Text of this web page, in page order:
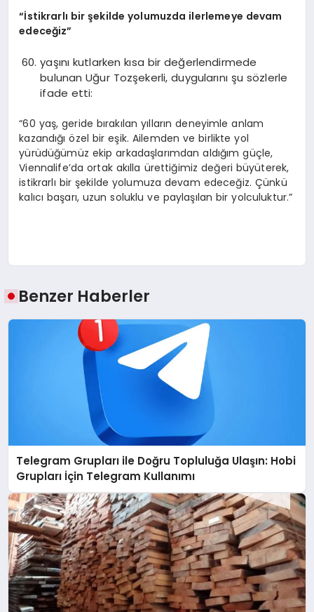
“İstikrarlı bir şekilde yolumuzda ilerlemeye devam
edeceğiz”
yaşını kutlarken kısa bir değerlendirmede
bulunan Uğur Tozşekerli, duygularını şu sözlerle
ifade etti:
“60 yaş, geride bırakılan yılların deneyimle anlam
kazandığı özel bir eşik. Ailemden ve birlikte yol
yürüdüğümüz ekip arkadaşlarımdan aldığım güçle,
Viennalife’da ortak akılla ürettiğimiz değeri büyüterek,
istikrarlı bir şekilde yolumuza devam edeceğiz. Çünkü
kalıcı başarı, uzun soluklu ve paylaşılan bir yolculuktur.”
Benzer Haberler
Telegram Grupları ile Doğru Topluluğa Ulaşın: Hobi
Grupları İçin Telegram Kullanımı